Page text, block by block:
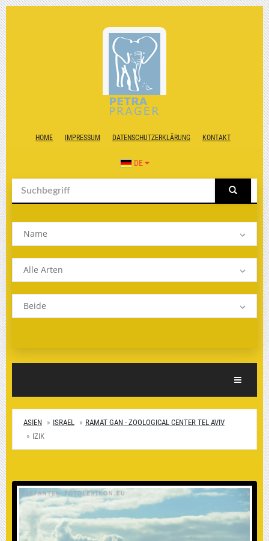
HOME IMPRESSUM DATENSCHUTZERKLÄRUNG KONTAKT
DE
Name
Alle Arten
Beide
Toggle
ASIEN ISRAEL
RAMAT GAN - ZOOLOGICAL CENTER TEL AVIV
IZIK